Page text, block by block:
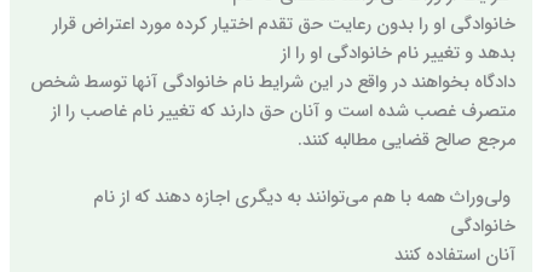
خانوادگی او را بدون رعایت حق تقدم اختیار کرده مورد اعتراض قرار
بدهد و تغییر نام خانوادگی او را از
دادگاه بخواهند در واقع در این شرایط نام خانوادگی آنها توسط شخص
متصرف غصب شده است و آنان حق دارند که تغییر نام غاصب را از
مرجع صالح قضایی مطالبه کنند.
ولی‌وراث همه با هم می‌توانند به دیگری اجازه دهند که از نام
خانوادگی
آنان استفاده کنند